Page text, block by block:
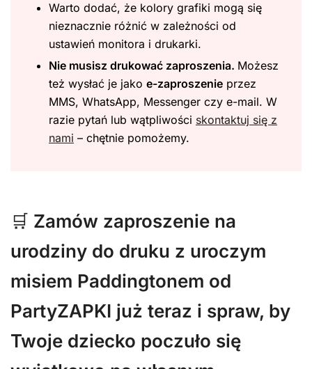
Warto dodać, że kolory grafiki mogą się
nieznacznie różnić w zależności od
ustawień monitora i drukarki.
Nie musisz drukować zaproszenia. Możesz
też wysłać je jako e-zaproszenie przez
MMS, WhatsApp, Messenger czy e-mail. W
razie pytań lub wątpliwości skontaktuj się z
nami – chętnie pomożemy.
🛒 Zamów zaproszenie na
urodziny do druku z uroczym
misiem Paddingtonem od
PartyZAPKI już teraz i spraw, by
Twoje dziecko poczuło się